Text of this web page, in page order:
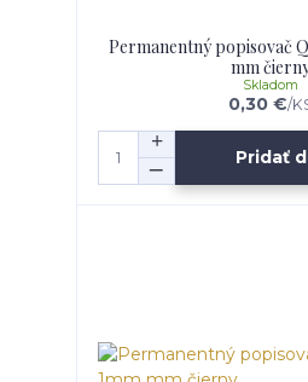
Permanentný popisovač
mm
0,30 €/
Skladom
Pridať